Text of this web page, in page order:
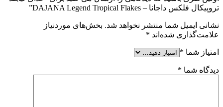
تروپیکال فلکس داجانا – DAJANA Legend Tropical Flakes”
نشانی ایمیل شما منتشر نخواهد شد. بخش‌های موردنیاز
علامت‌گذاری شده‌اند *
امتیاز شما *
دیدگاه شما *